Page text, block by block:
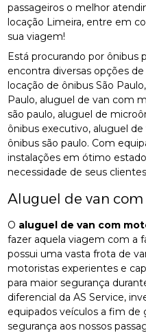
passageiros o melhor
locação Limeira, entre em
sua viagem!
Está procurando por ônibus
encontra diversas opções
locação de ônibus São
Paulo, aluguel de van com
são paulo, aluguel de
ônibus executivo, aluguel
ônibus são paulo. Com
instalações em ótimo
necessidade de seus
Aluguel de van
O aluguel de van com
fazer aquela viagem com a
possui uma vasta frota de
motoristas experientes e
para maior segurança
diferencial da AS Service,
equipados veículos a fim
segurança aos nossos